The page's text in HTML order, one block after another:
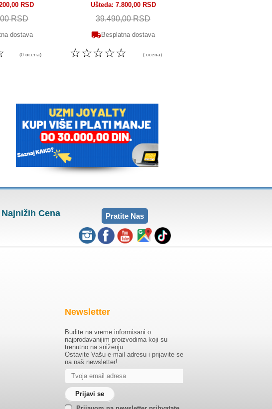
RSD
RSD
dostava
(0 ocena)
Ušteda 7.800,00 RSD
39.490,00 RSD
Besplatna dostava
☆
☆
☆
☆
☆ ( ocena)
Cena Pratite Nas
Newsletter
Budite na vreme informisani o
najprodavanijim proizvodima koji su
trenutno na sniženju.
Ostavite Vašu e-mail adresu i prijavite se
na naš newsletter!